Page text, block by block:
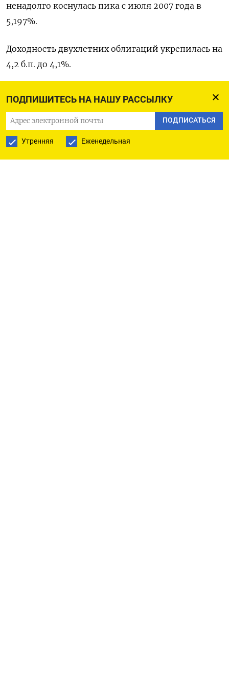
ПОДПИШИТЕСЬ НА НАШУ РАССЫЛКУ
ПОДПИСАТЬСЯ
Утренняя Еженедельная
ненадолго коснулась пика с июля 2007 года в
5,197%.
Доходность двухлетних облигаций укрепилась на
4,2 б.п. до 4,1%.
двух- и десятилетними гособлигациями,
который рассматривается ‌как индикатор
экономических ‌ожиданий, составил 50,9 б.п.